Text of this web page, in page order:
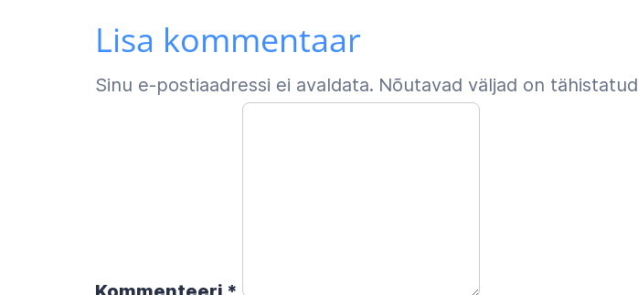
Lisa kommentaar
Sinu e-postiaadressi ei avaldata. Nõutavad väljad on tähistatud